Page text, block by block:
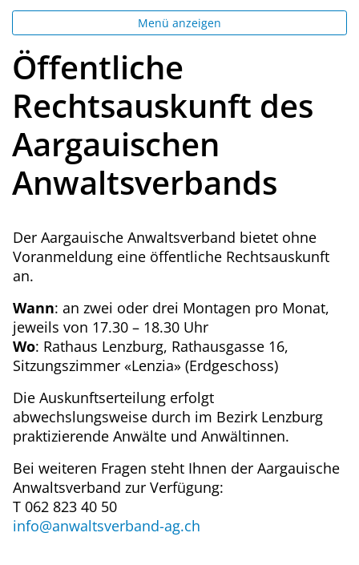
Menü anzeigen
Öffentliche
Rechtsauskunft des
Aargauischen
Anwaltsverbands
Der Aargauische Anwaltsverband bietet ohne
Voranmeldung eine öffentliche Rechtsauskunft
an.
Wann: an zwei oder drei Montagen pro Monat,
jeweils von 17.30 – 18.30 Uhr
Wo: Rathaus Lenzburg, Rathausgasse 16,
Sitzungszimmer «Lenzia» (Erdgeschoss)
Die Auskunftserteilung erfolgt
abwechslungsweise durch im Bezirk Lenzburg
praktizierende Anwälte und Anwältinnen.
Bei weiteren Fragen steht Ihnen der Aargauische
Anwaltsverband zur Verfügung:
T 062 823 40 50
info@anwaltsverband-ag.ch